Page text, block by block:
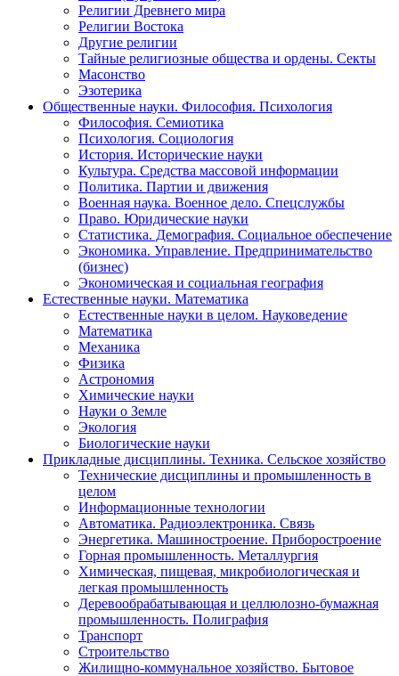
Религии Древнего мира
Религии Востока
Другие религии
Тайные религиозные общества и ордены. Секты
Масонство
Эзотерика
Общественные науки. Философия. Психология
Философия. Семиотика
Психология. Социология
История. Исторические науки
Культура. Средства массовой информации
Политика. Партии и движения
Военная наука. Военное дело. Спецслужбы
Право. Юридические науки
Статистика. Демография. Социальное обеспечение
Экономика. Управление. Предпринимательство
(бизнес)
Экономическая и социальная география
Естественные науки. Математика
Естественные науки в целом. Науковедение
Математика
Механика
Физика
Астрономия
Химические науки
Науки о Земле
Экология
Биологические науки
Прикладные дисциплины. Техника. Сельское хозяйство
Технические дисциплины и промышленность в
целом
Информационные технологии
Автоматика. Радиоэлектроника. Связь
Энергетика. Машиностроение. Приборостроение
Горная промышленность. Металлургия
Химическая, пищевая, микробиологическая и
легкая промышленность
Деревообрабатывающая и целлюлозно-бумажная
промышленность. Полиграфия
Транспорт
Строительство
Жилищно-коммунальное хозяйство. Бытовое